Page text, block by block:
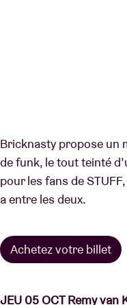
Bricknasty propose un
de funk, le tout teinté
pour les fans de
a entre les deux.
Achetez votre billet
JEU 05 OCT Remy van